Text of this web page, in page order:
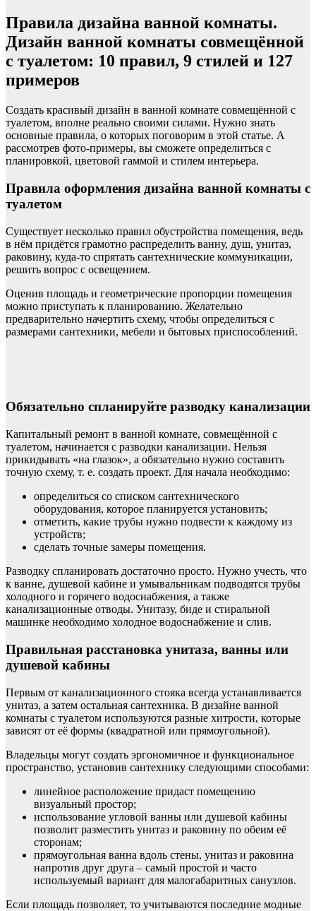
Правила дизайна ванной комнаты.
Дизайн ванной комнаты совмещённой
с туалетом: 10 правил, 9 стилей и 127
примеров
Создать красивый дизайн в ванной комнате совмещённой с
туалетом, вполне реально своими силами. Нужно знать
основные правила, о которых поговорим в этой статье. А
рассмотрев фото-примеры, вы сможете определиться с
планировкой, цветовой гаммой и стилем интерьера.
Правила оформления дизайна ванной комнаты с
туалетом
Существует несколько правил обустройства помещения, ведь
в нём придётся грамотно распределить ванну, душ, унитаз,
раковину, куда-то спрятать сантехнические коммуникации,
решить вопрос с освещением.
Оценив площадь и геометрические пропорции помещения
можно приступать к планированию. Желательно
предварительно начертить схему, чтобы определиться с
размерами сантехники, мебели и бытовых приспособлений.
Обязательно спланируйте разводку канализации
Капитальный ремонт в ванной комнате, совмещённой с
туалетом, начинается с разводки канализации. Нельзя
прикидывать «на глазок», а обязательно нужно составить
точную схему, т. е. создать проект. Для начала необходимо:
определиться со списком сантехнического
оборудования, которое планируется установить;
отметить, какие трубы нужно подвести к каждому из
устройств;
сделать точные замеры помещения.
Разводку спланировать достаточно просто. Нужно учесть, что
к ванне, душевой кабине и умывальникам подводятся трубы
холодного и горячего водоснабжения, а также
канализационные отводы. Унитазу, биде и стиральной
машинке необходимо холодное водоснабжение и слив.
Правильная расстановка унитаза, ванны или
душевой кабины
Первым от канализационного стояка всегда устанавливается
унитаз, а затем остальная сантехника. В дизайне ванной
комнаты с туалетом используются разные хитрости, которые
зависят от её формы (квадратной или прямоугольной).
Владельцы могут создать эргономичное и функциональное
пространство, установив сантехнику следующими способами:
линейное расположение придаст помещению
визуальный простор;
использование угловой ванны или душевой кабины
позволит разместить унитаз и раковину по обеим её
сторонам;
прямоугольная ванна вдоль стены, унитаз и раковина
напротив друг друга – самый простой и часто
используемый вариант для малогабаритных санузлов.
Если площадь позволяет, то учитываются последние модные